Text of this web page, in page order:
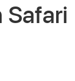
Safari